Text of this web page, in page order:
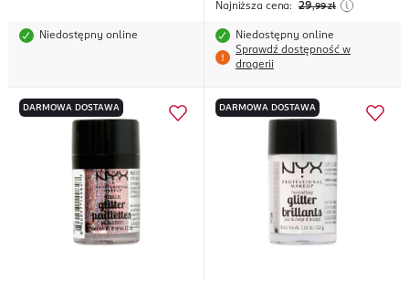
Niedostępny online
Najniższa cena: 29,99 zł
Niedostępny online
Sprawdź dostępność w
drogerii
DARMOWA DOSTAWA DARMOWA DOSTAWA